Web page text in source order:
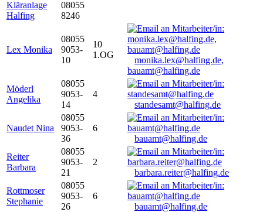
Kläranlage
Halfing
08055
8246
Lex Monika
08055
9053-
10
10
1.OG
monika.lex@halfing.de,
bauamt@halfing.de
Möderl
Angelika
08055
9053-
14
4
standesamt@halfing.de
Naudet Nina
08055
9053-
36
6
bauamt@halfing.de
Reiter
Barbara
08055
9053-
21
2
barbara.reiter@halfing.de
Rottmoser
Stephanie
08055
9053-
26
6
bauamt@halfing.de